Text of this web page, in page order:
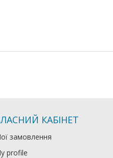
КАБІНЕТ
замовлення
profile